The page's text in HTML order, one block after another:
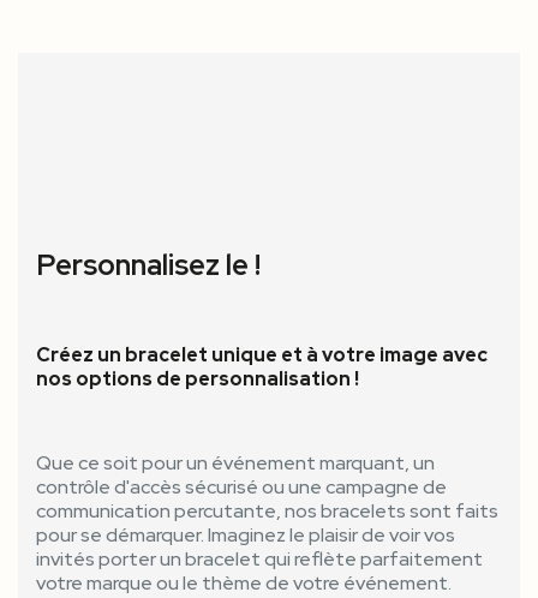
Personnalisez le !
Créez un bracelet unique et à votre image avec
nos options de personnalisation !
Que ce soit pour un événement marquant, un
contrôle d'accès sécurisé ou une campagne de
communication percutante, nos bracelets sont faits
pour se démarquer. Imaginez le plaisir de voir vos
invités porter un bracelet qui reflète parfaitement
votre marque ou le thème de votre événement.